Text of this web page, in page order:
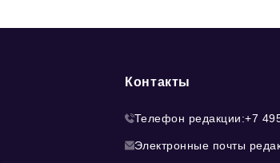
Контакты
Телефон редакции:+7
Электронные почты